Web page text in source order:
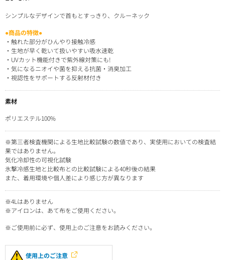
シンプルなデザインで首もとすっきり、クルーネック
●商品の特徴●
・触れた部分がひんやり接触冷感
・生地が早く乾いて扱いやすい吸水速乾
・UVカット機能付きで紫外線対策にも!
・気になるニオイや菌を抑える抗菌・消臭加工
・視認性をサポートする反射材付き
素材
ポリエステル100%
※第三者検査機関による生地比較試験の数値であり、実使用においての検査結
果ではありません。
気化冷却性の可視化試験
氷撃冷感生地と比較布との比較試験による40秒後の結果
また、着用環境や個人差により感じ方が異なります
※4Lはありません
※アイロンは、あて布をご使用ください。
※ご使用前に必ず、使用上のご注意をお読みください。
使用上のご注意